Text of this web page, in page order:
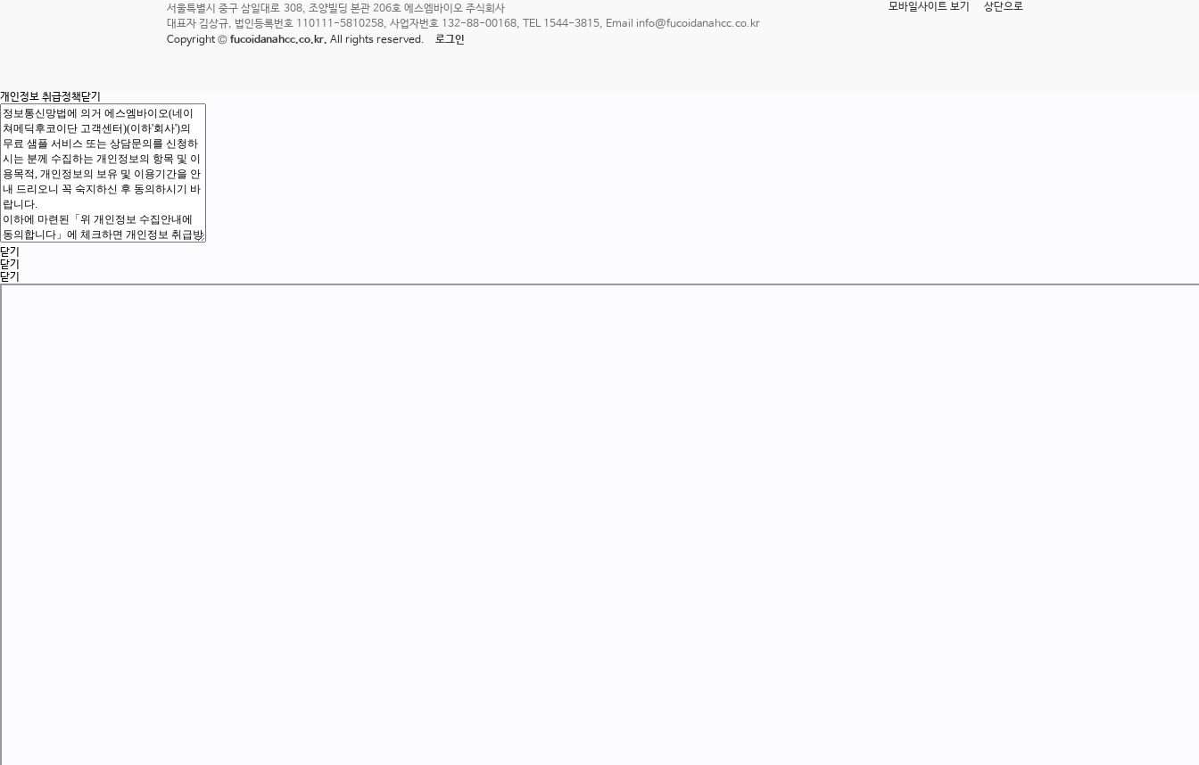
서울특별시 중구 삼일대로 308, 조양빌딩 본관 206호 에스엠바이오 주식회사
대표자 김상규, 법인등록번호 110111-5810258, 사업자번호 132-88-00168, TEL 1544-3815, Email info@fucoidanahcc.co.kr
Copyright © fucoidanahcc.co.kr. All rights reserved. 로그인
상단으로
모바일사이트 보기
개인정보 취급정책닫기
닫기
닫기
닫기